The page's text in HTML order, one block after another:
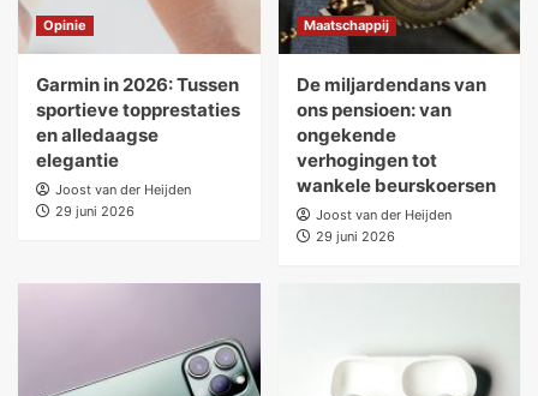
Opinie
Garmin in 2026: Tussen
sportieve topprestaties
en alledaagse
elegantie
Joost van der Heijden
29 juni 2026
Maatschappij
De miljardendans van
ons pensioen: van
ongekende
verhogingen tot
wankele beurskoersen
Joost van der Heijden
29 juni 2026